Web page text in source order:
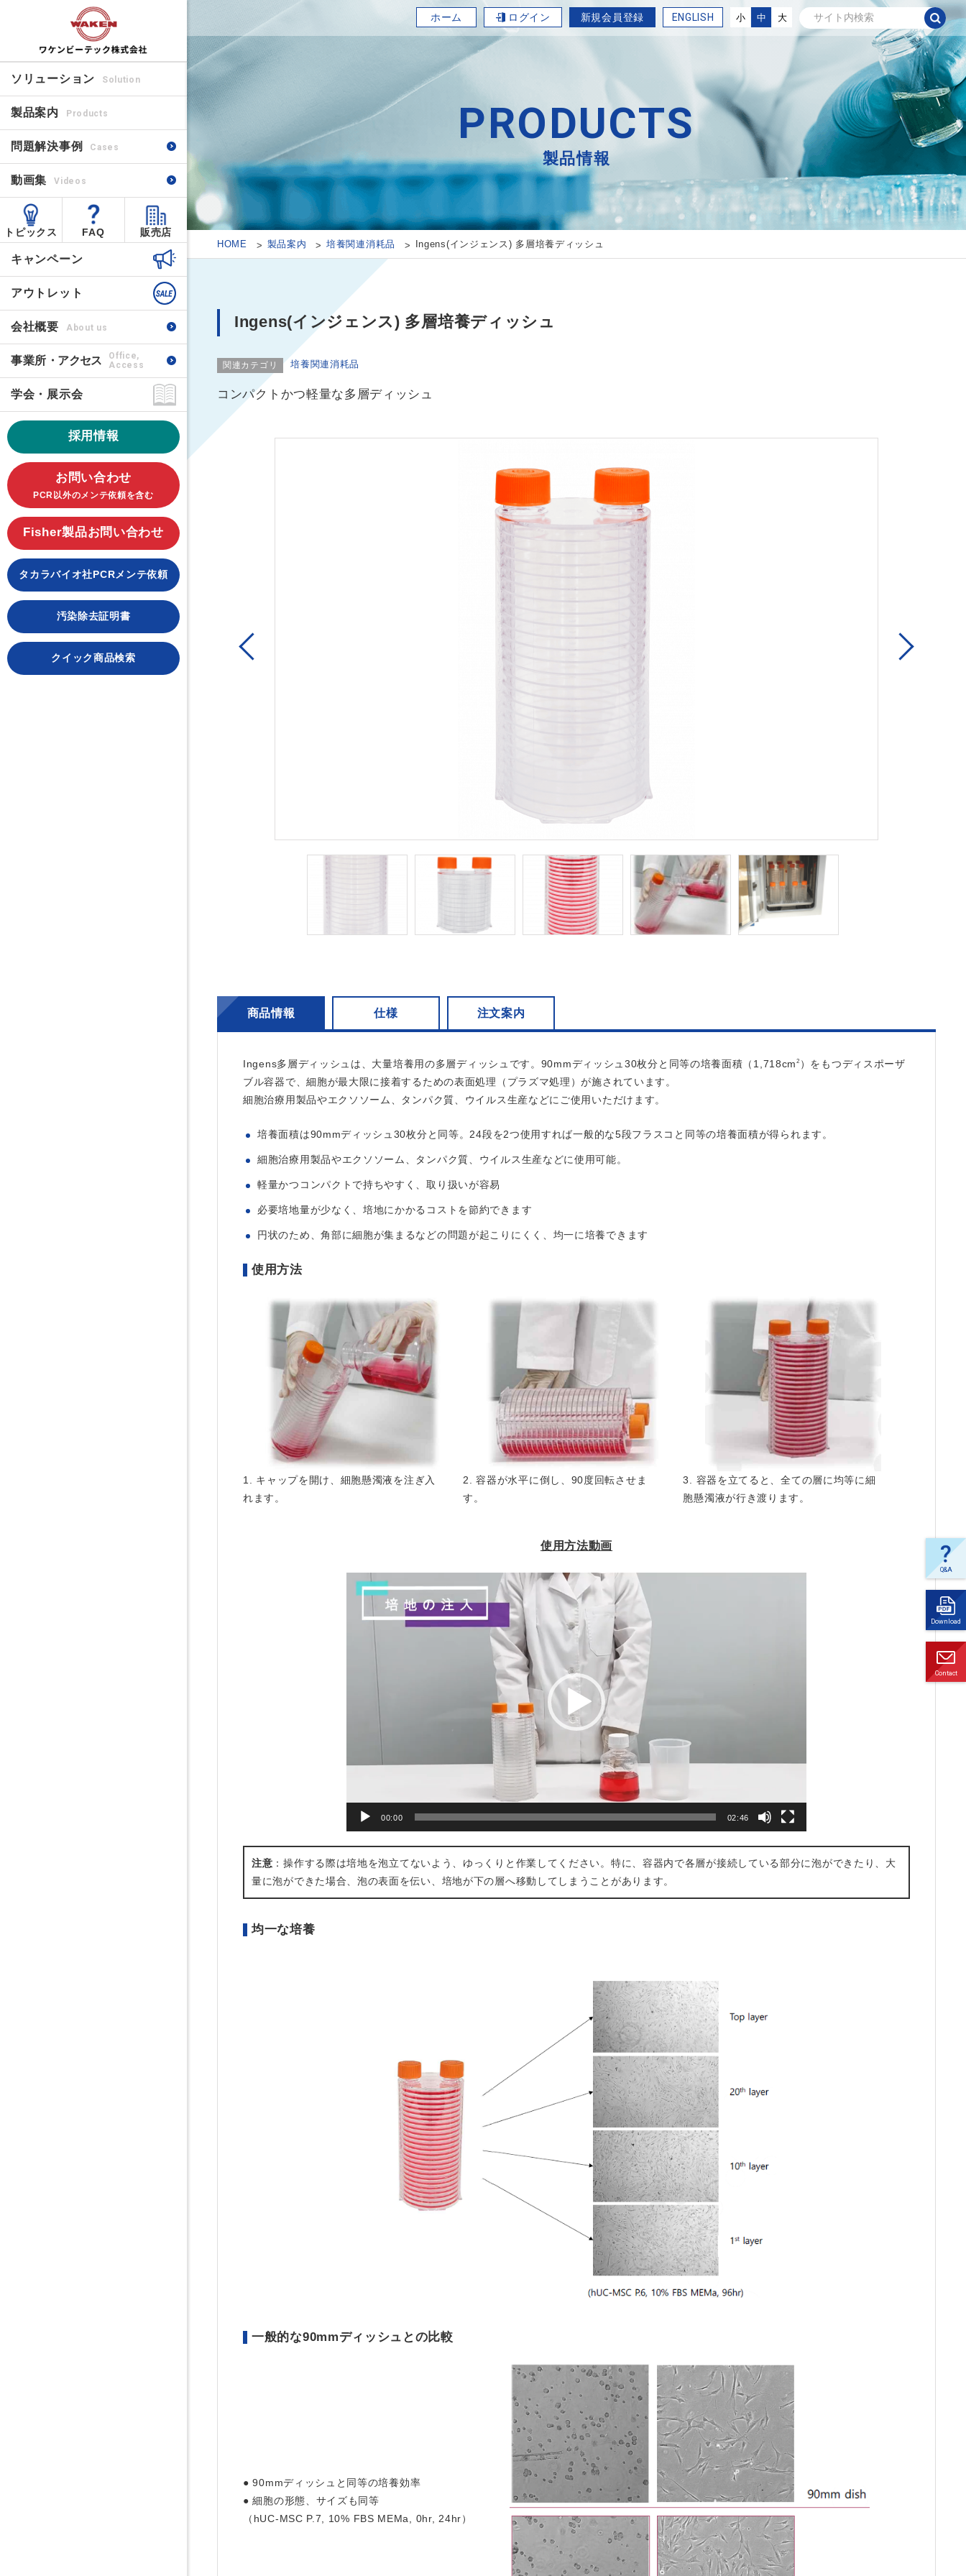
小 中 大
ENGLISH
ログイン 新規会員登録
ホーム
ソリューション Solution
製品案内 Products
問題解決事例 Cases
動画集 Videos
トピックス FAQ 販売店
キャンペーン
アウトレット
会社概要 About us
事業所 ・アクセス
Office,
Access
学会・展示会
採用情報
お問い合わせ
PCR以外のメンテ依頼を含む
Fisher製品お問い合わせ
タカラバイオ社PCRメンテ依頼
汚染除去証明書
クイック商品検索
PRODUCTS
製品情報
HOME 製品案内 培養関連消耗品 Ingens(インジェンス) 多層培養ディッシュ
Ingens(インジェンス) 多層培養ディッシュ
関連カテゴリ 培養関連消耗品
コンパクトかつ軽量な多層ディッシュ
よく
ある
ご質
問
Q&A
ダウ
ンロ
ード
Download
Contact
商品情報 仕様 注文案内
Ingens多層ディッシュは、大量培養用の多層ディッシュです。90mmディッシュ30枚分と同等の培養面積（1,718cm2 ）をもつディスポーザ
ブル容器で、細胞が最大限に接着するための表面処理（プラズマ処理）が施されています。
細胞治療用製品やエクソソーム、タンパク質、ウイルス生産などにご使用いただけます。
培養面積は90mmディッシュ30枚分と同等。24段を2つ使用すれば一般的な5段フラスコと同等の培養面積が得られます。
細胞治療用製品やエクソソーム、タンパク質、ウイルス生産などに使用可能。
軽量かつコンパクトで持ちやすく、取り扱いが容易
必要培地量が少なく、培地にかかるコストを節約できます
円状のため、角部に細胞が集まるなどの問題が起こりにくく、均一に培養できます
使用方法
1. キャップを開け、細胞懸濁液を注ぎ入
れます。
2. 容器が水平に倒し、90度回転させま
す。
3. 容器を立てると、全ての層に均等に細
胞懸濁液が行き渡ります。
使用方法動画
動
画
プ
レ
ヤ
ー
00:00 02:46
注意 ：操作する際は培地を泡立てないよう、ゆっくりと作業してください。特に、容器内で各層が接続している部分に泡ができたり、大
量に泡ができた場合、泡の表面を伝い、培地が下の層へ移動してしまうことがあります。
均一な培養
一般的な90mmディッシュとの比較
● 90mmディッシュと同等の培養効率
● 細胞の形態、サイズも同等
（hUC-MSC P.7, 10% FBS MEMa, 0hr, 24hr）